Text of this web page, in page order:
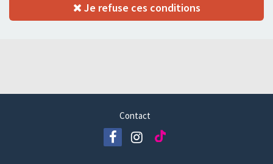
Je refuse ces conditions
Contact